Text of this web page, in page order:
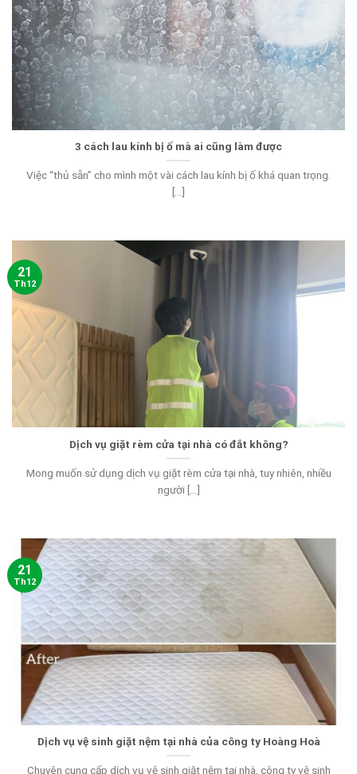
3 cách lau kính bị ố mà ai cũng làm được
Việc “thủ sẵn” cho mình một vài cách lau kính bị ố khá quan trọng.
[...]
Dịch vụ giặt rèm cửa tại nhà có đắt không?
Mong muốn sử dụng dịch vụ giặt rèm cửa tại nhà, tuy nhiên, nhiều
người [...]
21
Th12
Dịch vụ vệ sinh giặt nệm tại nhà của công ty Hoàng Hoà
Chuyên cung cấp dịch vụ vệ sinh giặt nệm tại nhà, công ty vệ sinh
21
Th12